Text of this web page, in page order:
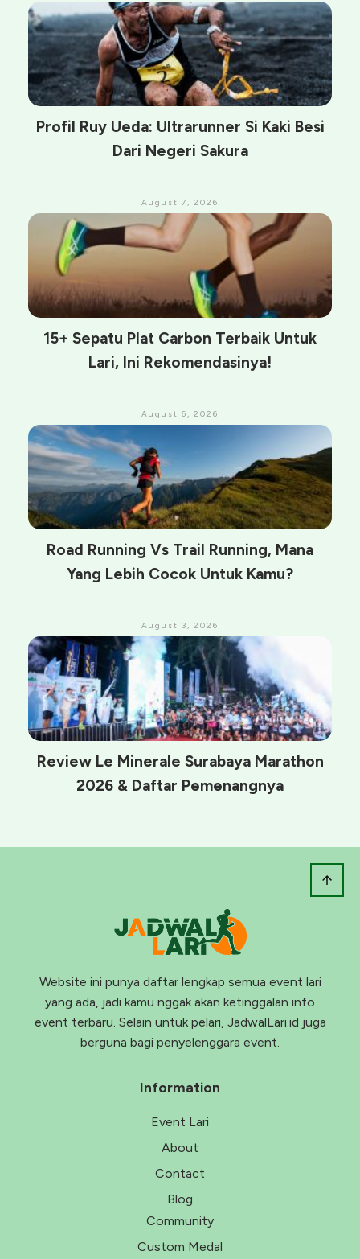
Profil Ruy Ueda: Ultrarunner Si Kaki Besi
Dari Negeri Sakura
August 7, 2026
15+ Sepatu Plat Carbon Terbaik Untuk
Lari, Ini Rekomendasinya!
August 6, 2026
Road Running Vs Trail Running, Mana
Yang Lebih Cocok Untuk Kamu?
August 3, 2026
Review Le Minerale Surabaya Marathon
2026 & Daftar Pemenangnya
Website ini punya daftar lengkap semua event lari
yang ada, jadi kamu nggak akan ketinggalan info
event terbaru. Selain untuk pelari, JadwalLari.id juga
berguna bagi penyelenggara event.
Information
Event Lari
About
Contact
Blog
Community
Custom Medal